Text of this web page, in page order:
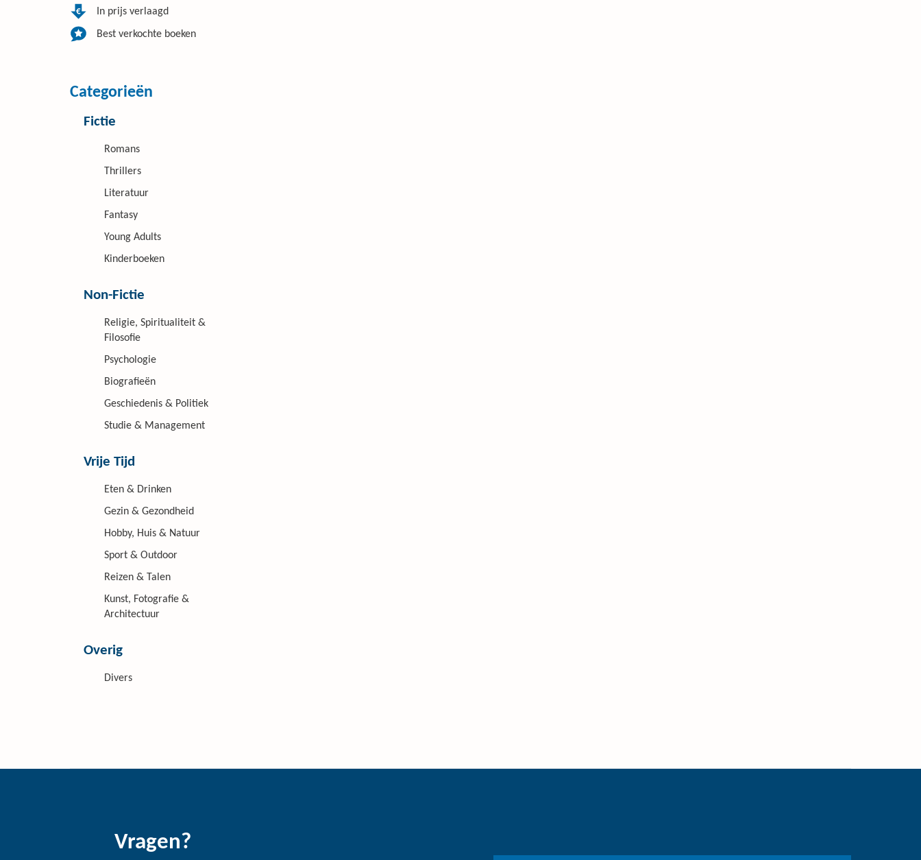
In prijs verlaagd
Best verkochte boeken
Categorieën
Fictie
Romans
Thrillers
Literatuur
Fantasy
Young Adults
Kinderboeken
Non-Fictie
Religie, Spiritualiteit &
Filosofie
Psychologie
Biografieën
Geschiedenis & Politiek
Studie & Management
Vrije Tijd
Eten & Drinken
Gezin & Gezondheid
Hobby, Huis & Natuur
Sport & Outdoor
Reizen & Talen
Kunst, Fotografie &
Architectuur
Overig
Divers
Vragen?